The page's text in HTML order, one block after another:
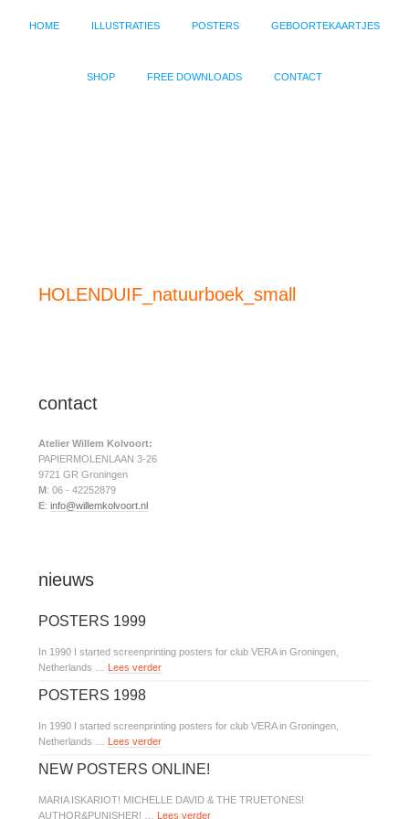
HOME ILLUSTRATIES POSTERS GEBOORTEKAARTJES
SHOP FREE DOWNLOADS CONTACT
HOLENDUIF_natuurboek_small
contact
Atelier Willem Kolvoort:
PAPIERMOLENLAAN 3-26
9721 GR Groningen
M: 06 - 42252879
E:info@willemkolvoort.nl
nieuws
POSTERS 1999
In 1990 I started screenprinting posters for club VERA in Groningen,
Netherlands … Lees verder
POSTERS 1998
In 1990 I started screenprinting posters for club VERA in Groningen,
Netherlands … Lees verder
NEW POSTERS ONLINE!
MARIA ISKARIOT! MICHELLE DAVID & THE TRUETONES!
AUTHOR&PUNISHER! … Lees verder